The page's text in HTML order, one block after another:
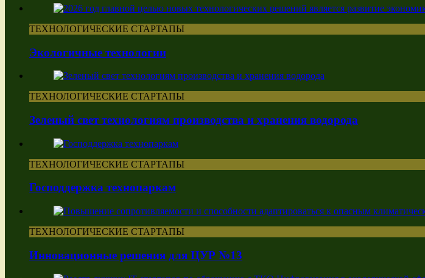
ТЕХНОЛОГИЧЕСКИЕ СТАРТАПЫ
Экологичные технологии
ТЕХНОЛОГИЧЕСКИЕ СТАРТАПЫ
Зеленый свет технологиям производства и хранения водорода
ТЕХНОЛОГИЧЕСКИЕ СТАРТАПЫ
Господдержка технопаркам
ТЕХНОЛОГИЧЕСКИЕ СТАРТАПЫ
Инновационные решения для ЦУР №13